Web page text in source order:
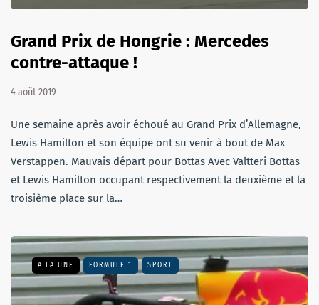
Grand Prix de Hongrie : Mercedes
contre-attaque !
4 août 2019
Une semaine après avoir échoué au Grand Prix d’Allemagne,
Lewis Hamilton et son équipe ont su venir à bout de Max
Verstappen. Mauvais départ pour Bottas Avec Valtteri Bottas
et Lewis Hamilton occupant respectivement la deuxième et la
troisième place sur la…
A LA UNE FORMULE 1 SPORT